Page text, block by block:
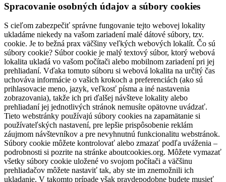
Spracovanie osobných údajov a súbory cookies
S cieľom zabezpečiť správne fungovanie tejto webovej lokality
ukladáme niekedy na vašom zariadení malé dátové súbory, tzv.
cookie. Je to bežná prax väčšiny veľkých webových lokalít. Čo sú
súbory cookie? Súbor cookie je malý textový súbor, ktorý webová
lokalita ukladá vo vašom počítači alebo mobilnom zariadení pri jej
prehliadaní. Vďaka tomuto súboru si webová lokalita na určitý čas
uchováva informácie o vašich krokoch a preferenciách (ako sú
prihlasovacie meno, jazyk, veľkosť písma a iné nastavenia
zobrazovania), takže ich pri ďalšej návšteve lokality alebo
prehliadaní jej jednotlivých stránok nemusíte opätovne uvádzať.
Tieto webstránky používajú súbory cookies na zapamätanie si
používateľských nastavení, pre lepšie prispôsobenie reklám
záujmom návštevníkov a pre nevyhnutnú funkcionalitu webstránok.
Súbory cookie môžete kontrolovať alebo zmazať podľa uváženia –
podrobnosti si pozrite na stránke aboutcookies.org. Môžete vymazať
všetky súbory cookie uložené vo svojom počítači a väčšinu
prehliadačov môžete nastaviť tak, aby ste im znemožnili ich
ukladanie. V takomto prípade však pravdepodobne budete musieť